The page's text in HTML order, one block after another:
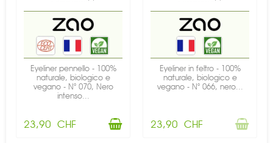
Eyeliner pennello - 100%
naturale, biologico e
vegano - N° 070, Nero
intenso...
23,90 CHF
Eyeliner in feltro - 100%
naturale, biologico e
vegano - N° 066, nero...
23,90 CHF